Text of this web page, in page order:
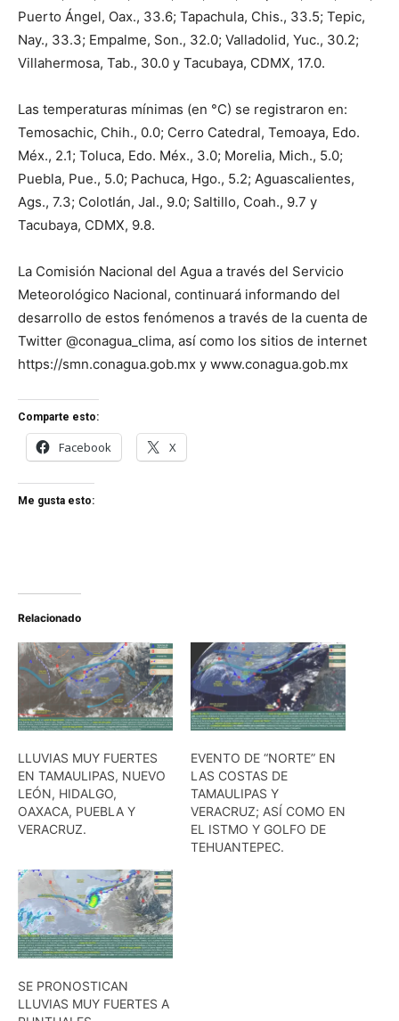
Puerto Ángel, Oax., 33.6; Tapachula, Chis., 33.5; Tepic,
Nay., 33.3; Empalme, Son., 32.0; Valladolid, Yuc., 30.2;
Villahermosa, Tab., 30.0 y Tacubaya, CDMX, 17.0.
Las temperaturas mínimas (en °C) se registraron en:
Temosachic, Chih., 0.0; Cerro Catedral, Temoaya, Edo.
Méx., 2.1; Toluca, Edo. Méx., 3.0; Morelia, Mich., 5.0;
Puebla, Pue., 5.0; Pachuca, Hgo., 5.2; Aguascalientes,
Ags., 7.3; Colotlán, Jal., 9.0; Saltillo, Coah., 9.7 y
Tacubaya, CDMX, 9.8.
La Comisión Nacional del Agua a través del Servicio
Meteorológico Nacional, continuará informando del
desarrollo de estos fenómenos a través de la cuenta de
Twitter @conagua_clima, así como los sitios de internet
https://smn.conagua.gob.mx y www.conagua.gob.mx
Comparte esto:
Facebook X
Me gusta esto:
Relacionado
LLUVIAS MUY FUERTES
EN TAMAULIPAS, NUEVO
LEÓN, HIDALGO,
OAXACA, PUEBLA Y
VERACRUZ.
EVENTO DE “NORTE” EN
LAS COSTAS DE
TAMAULIPAS Y
VERACRUZ; ASÍ COMO EN
EL ISTMO Y GOLFO DE
TEHUANTEPEC.
SE PRONOSTICAN
LLUVIAS MUY FUERTES A